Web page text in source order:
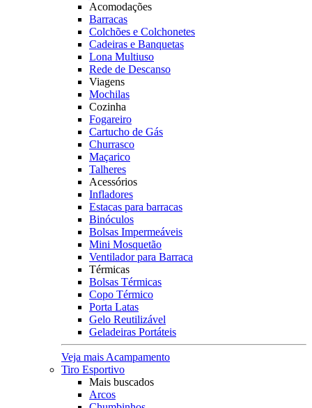
Acomodações
Barracas
Colchões e Colchonetes
Cadeiras e Banquetas
Lona Multiuso
Rede de Descanso
Viagens
Mochilas
Cozinha
Fogareiro
Cartucho de Gás
Churrasco
Maçarico
Talheres
Acessórios
Infladores
Estacas para barracas
Binóculos
Bolsas Impermeáveis
Mini Mosquetão
Ventilador para Barraca
Térmicas
Bolsas Térmicas
Copo Térmico
Porta Latas
Gelo Reutilizável
Geladeiras Portáteis
Veja mais Acampamento
Tiro Esportivo
Mais buscados
Arcos